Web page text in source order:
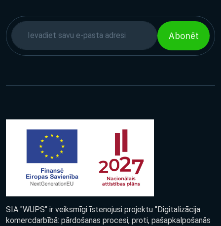
Abonēt
SIA "WUPS" ir veiksmīgi īstenojusi projektu "Digitalizācija
komercdarbībā: pārdošanas procesi, proti, pašapkalpošanās